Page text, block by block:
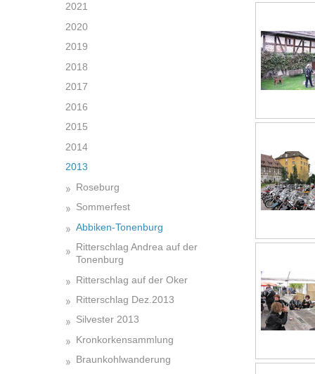
2021
2020
2019
2018
2017
2016
2015
2014
2013
Roseburg
Sommerfest
Abbiken-Tonenburg
Ritterschlag Andrea auf der
Tonenburg
Ritterschlag auf der Oker
Ritterschlag Dez.2013
Silvester 2013
Kronkorkensammlung
Braunkohlwanderung